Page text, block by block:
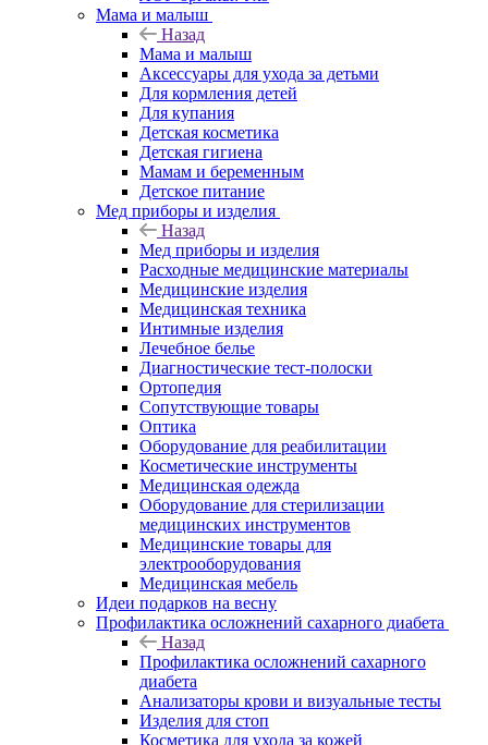
Мама и малыш
Назад
Мама и малыш
Аксессуары для ухода за детьми
Для кормления детей
Для купания
Детская косметика
Детская гигиена
Мамам и беременным
Детское питание
Мед приборы и изделия
Назад
Мед приборы и изделия
Расходные медицинские материалы
Медицинские изделия
Медицинская техника
Интимные изделия
Лечебное белье
Диагностические тест-полоски
Ортопедия
Сопутствующие товары
Оптика
Оборудование для реабилитации
Косметические инструменты
Медицинская одежда
Оборудование для стерилизации
медицинских инструментов
Медицинские товары для
электрооборудования
Медицинская мебель
Идеи подарков на весну
Профилактика осложнений сахарного диабета
Назад
Профилактика осложнений сахарного
диабета
Анализаторы крови и визуальные тесты
Изделия для стоп
Косметика для ухода за кожей